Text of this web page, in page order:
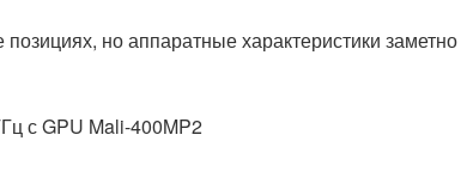
но аппаратные характеристики заметно
с GPU Mali-400MP2